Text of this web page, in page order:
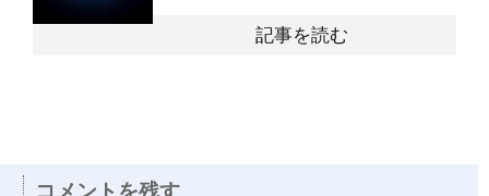
記事を読む
コメントを残す